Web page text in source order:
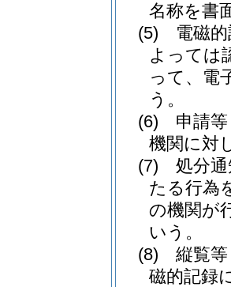
名称を書
(5)
電磁
よっては
って、電
う。
(6)
申請
機関に対
(7)
処分
たる行為
の機関が
いう。
(8)
縦覧
磁的記録